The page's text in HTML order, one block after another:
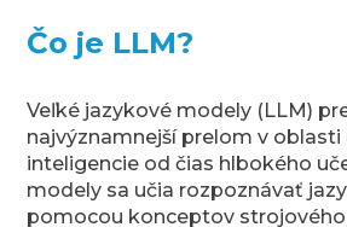
Čo je LLM?
Veľké jazykové modely (LLM)
najvýznamnejší prelom v oblasti
inteligencie od čias hlbokého
modely sa učia rozpoznávať
pomocou konceptov strojového